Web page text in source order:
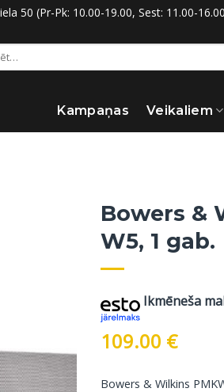
50 (Pr-Pk: 10.00-19.00, Sest: 11.00-
Kampaņas Veikaliem
Bowers &
W5, 1 gab.
Ikmēneša
109.00 €
Bowers & Wilkins